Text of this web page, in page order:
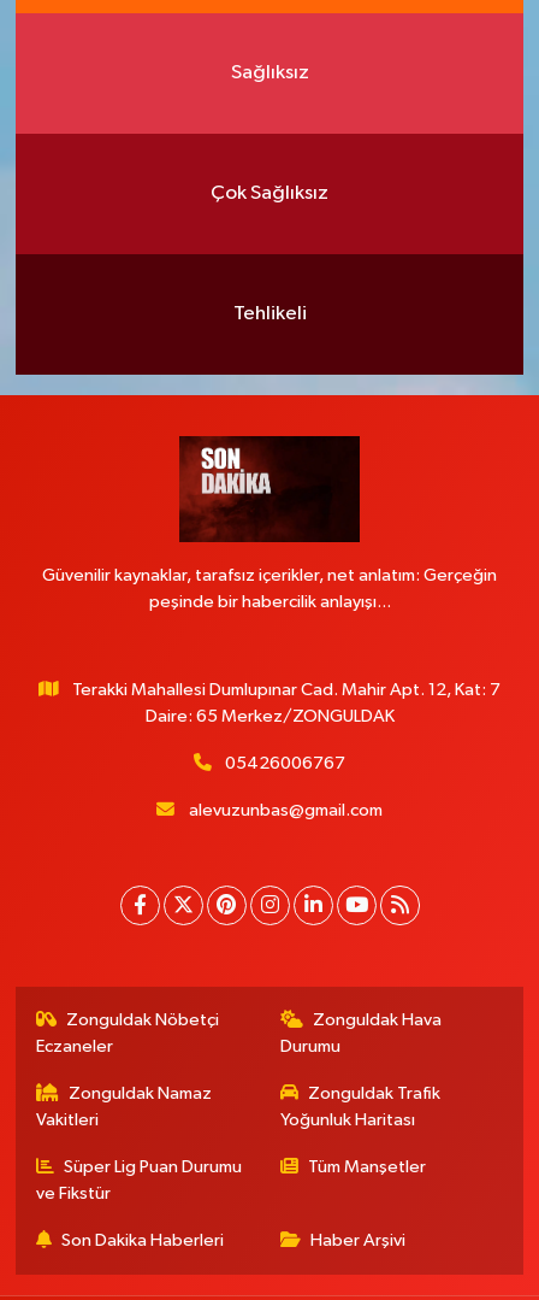
Sağlıksız
Çok Sağlıksız
Tehlikeli
Güvenilir kaynaklar, tarafsız içerikler, net anlatım: Gerçeğin
peşinde bir habercilik anlayışı...
Terakki Mahallesi Dumlupınar Cad. Mahir Apt. 12, Kat: 7
Daire: 65 Merkez/ZONGULDAK
05426006767
alevuzunbas@gmail.com
Zonguldak Nöbetçi
Eczaneler
Zonguldak Hava
Durumu
Zonguldak Namaz
Vakitleri
Zonguldak Trafik
Yoğunluk Haritası
Süper Lig Puan Durumu
ve Fikstür
Tüm Manşetler
Son Dakika Haberleri Haber Arşivi